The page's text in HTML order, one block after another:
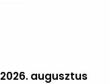
2026. augusztus